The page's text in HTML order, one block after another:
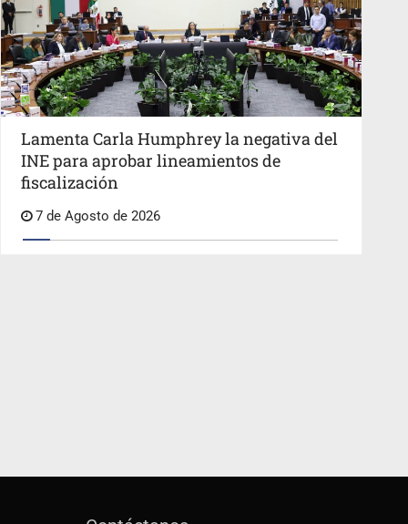
Lamenta Carla Humphrey la negativa del
INE para aprobar lineamientos de
fiscalización
7 de Agosto de 2026